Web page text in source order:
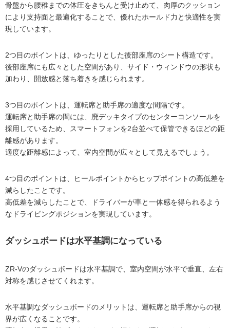
骨盤から腰稚までの体圧をきちんと受け止めて、肉厚のクッション
により支持面と最適化することで、優れたホールド力と快適性を実
現しています。
2つ目のポイントは、ゆったりとした後部座席のシート構造です。
後部座席にも広々とした空間があり、サイド・ウィンドウの形状も
加わり、開放感と落ち着きを感じられます。
3つ目のポイントは、運転席と助手席の適度な間隔です。
運転席と助手席の間には、廃デッキタイプのセンターコンソールを
採用しているため、スマートフォンを2台並べて保管できるほどの距
離感があります。
適度な距離感によって、室内空間が広々として見えるでしょう。
4つ目のポイントは、ヒールポイントからヒップポイントの高低差を
減らしたことです。
高低差を減らしたことで、ドライバーが車と一体感を得られるよう
なドライビングポジションを実現しています。
ダッシュボードは水平基調になっている
ZR-Vのダッシュボードは水平基調で、室内空間が水平で垂直、左右
対称を感じさせてくれます。
水平基調なダッシュボードのメリットは、運転席と助手席からの視
界が広くなることです。